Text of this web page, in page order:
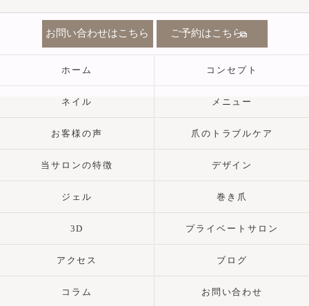
お問い合わせはこちら ご予約はこちら
ホーム コンセプト
ネイル メニュー
お客様の声 爪のトラブルケア
当サロンの特徴 デザイン
ジェル 巻き爪
3D プライベートサロン
アクセス ブログ
コラム お問い合わせ